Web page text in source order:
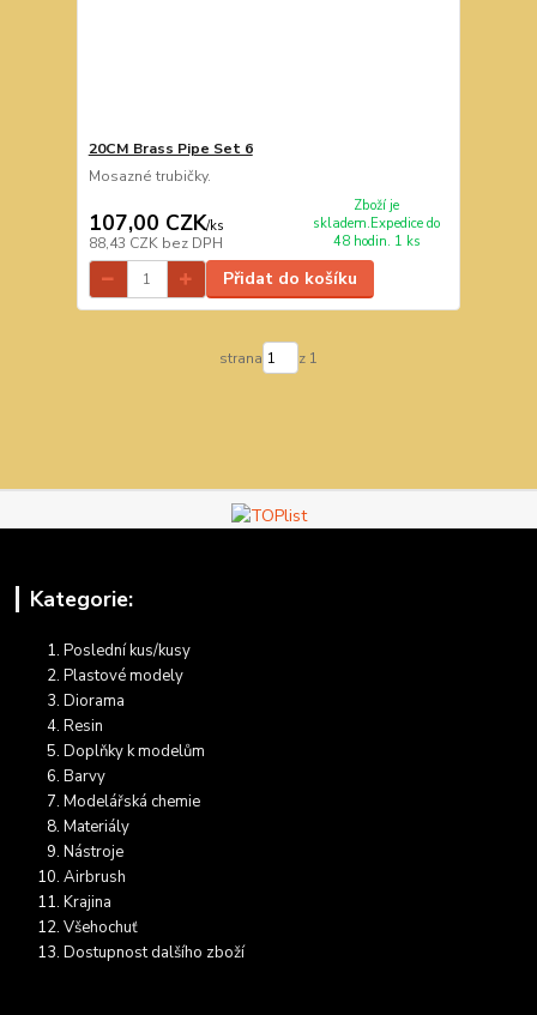
20CM Brass Pipe Set 6
Mosazné trubičky.
107,00 CZK/ks
88,43 CZK bez DPH
Zboží je
skladem.Expedice do
48 hodin. 1 ks
Přidat do košíku
strana z 1
Kategorie:
Poslední kus/kusy
Plastové modely
Diorama
Resin
Doplňky k modelům
Barvy
Modelářská chemie
Materiály
Nástroje
Airbrush
Krajina
Všehochuť
Dostupnost dalšího zboží